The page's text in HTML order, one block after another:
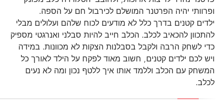
ופרוותי יהיה הפרטנר המושלם לכירבול חם על הספה.
ילדים קטנים בדרך כלל לא מודעים לכוח שלהם ועלולים מבלי
להתכוון להכאיב לכלב. הכלב חייב להיות סבלני ואנרגטי מספיק
כדי לשחק הרבה ולקבל בסבלנות הצקות לא מכוונות. במידה
ויש לכם ילדים קטנים, חשוב מאוד לפקח על הילד לאורך כל
המשחק עם הכלב וללמד אותו איך ללטף נכון ומה לא נעים
לכלב.